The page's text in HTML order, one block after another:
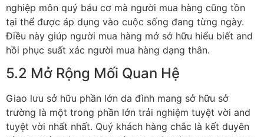
nghiệp môn quý báu cơ mà người mua hàng cũng tồn
tại thể được áp dụng vào cuộc sống đang từng ngày.
Điều này giúp người mua hàng mở sở hữu hiểu biết and
hồi phục suất xác người mua hàng dạng thân.
5.2 Mở Rộng Mối Quan Hệ
Giao lưu sở hữu phần lớn da đình mang sở hữu sở
trường là một trong phần lớn trải nghiệm tuyệt vời and
tuyệt vời nhất nhất. Quý khách hàng chắc là kết duyên